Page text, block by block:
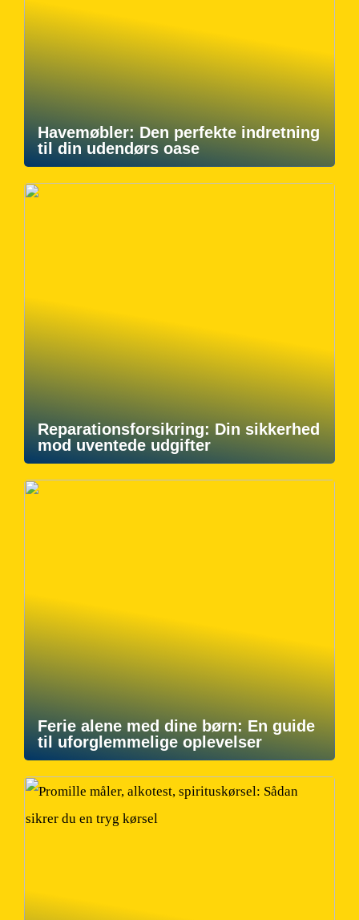
Havemøbler: Den perfekte indretning
til din udendørs oase
Reparationsforsikring: Din sikkerhed
mod uventede udgifter
Ferie alene med dine børn: En guide
til uforglemmelige oplevelser